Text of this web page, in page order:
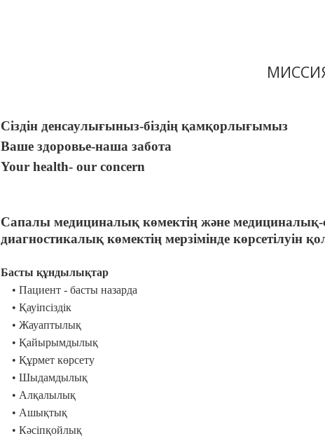
Сіздін денсаулығыныз-біздің қамқорлығымыз
Ваше здоровье-наша забота
Your health- our concern
Сапалы медициналық көмектің және
диагностикалық көмектің мерзімінде
Басты құндылықтар
• Пациент - басты назарда
• Қауіпсіздік
• Жауаптылық
• Қайырымдылық
• Құрмет көрсету
• Шыдамдылық
• Алқалылық
• Ашықтық
• Кәсіпқойлық